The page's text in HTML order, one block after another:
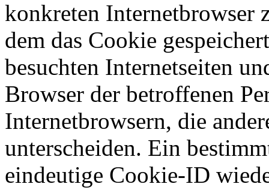
konkreten Internetbrowser
dem das Cookie
besuchten Internetseiten
Browser der betroffenen
Internetbrowsern, die
unterscheiden. Ein
eindeutige Cookie-ID